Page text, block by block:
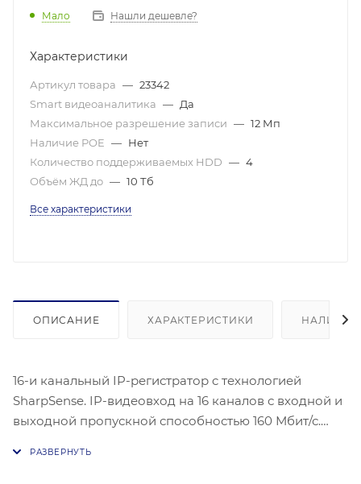
Мало Нашли дешевле?
Характеристики
Артикул товара — 23342
Smart видеоаналитика — Да
Максимальное разрешение записи — 12 Мп
Наличие POE — Нет
Количество поддерживаемых HDD — 4
Объём ЖД до — 10 Тб
Все характеристики
ОПИСАНИЕ ХАРАКТЕРИСТИКИ НАЛИЧИЕ
16-и канальный IP-регистратор c технологией
SharpSense. IP-видеовход на 16 каналов с входной и
выходной пропускной способностью 160 Мбит/с.